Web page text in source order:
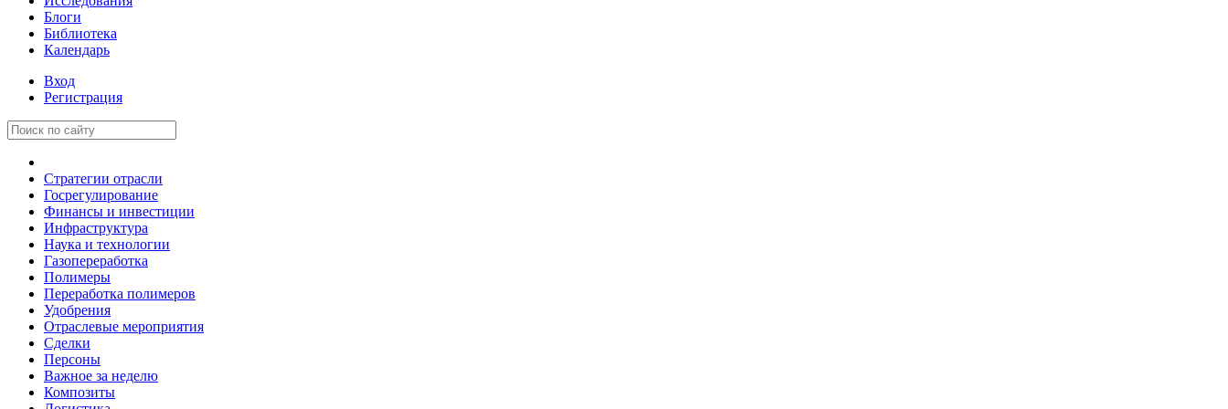
Блоги
Библиотека
Календарь
Вход
Регистрация
Стратегии отрасли
Госрегулирование
Финансы и инвестиции
Инфраструктура
Наука и технологии
Газопереработка
Полимеры
Переработка полимеров
Удобрения
Отраслевые мероприятия
Сделки
Персоны
Важное за неделю
Композиты